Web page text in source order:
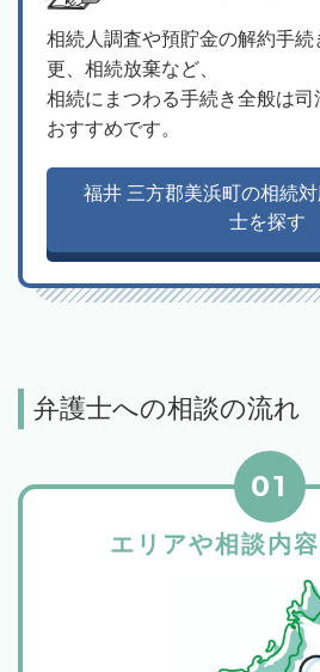
相続人調査や預貯金の解約手
更、相続放棄など、
相続にまつわる手続き全般は
おすすめです。
福井 三方郡美浜町の相続
士を探す
弁護士への相談の流れ
エリアや相談内
01